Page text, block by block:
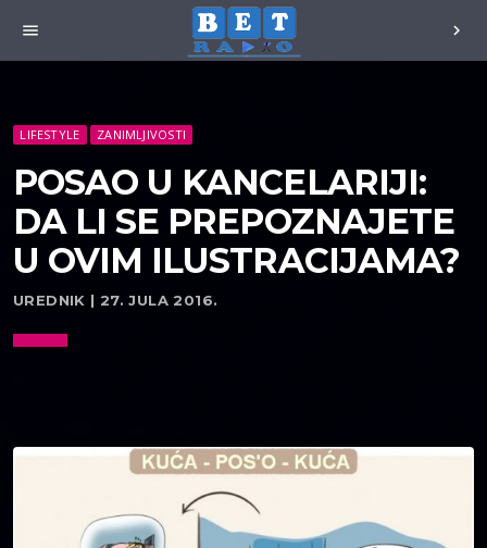
menu chevron_right
LIFESTYLE ZANIMLJIVOSTI
POSAO U KANCELARIJI:
DA LI SE PREPOZNAJETE
U OVIM ILUSTRACIJAMA?
UREDNIK | 27. JULA 2016.